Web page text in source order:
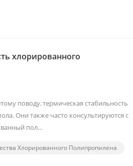
хлорированного
поводу. термическая стабильность
Они также часто консультируются с
пол...
Хлорированного Полипропилена